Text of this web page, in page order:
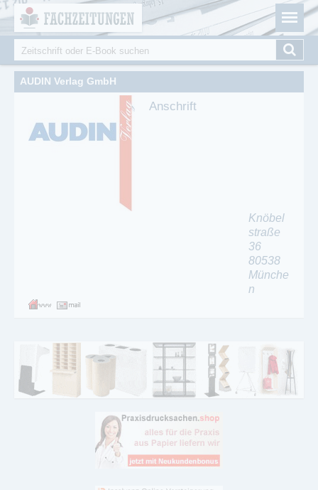
Fachzeitungen.de - Das unabhängige Portal für
Fachmagazine Fachpublikationen & eBooks
Suchformular
Suche
AUDIN Verlag GmbH
Anschrift
Knöbel
straße
36
80538
Münche
n
Cookie-Einstellungen